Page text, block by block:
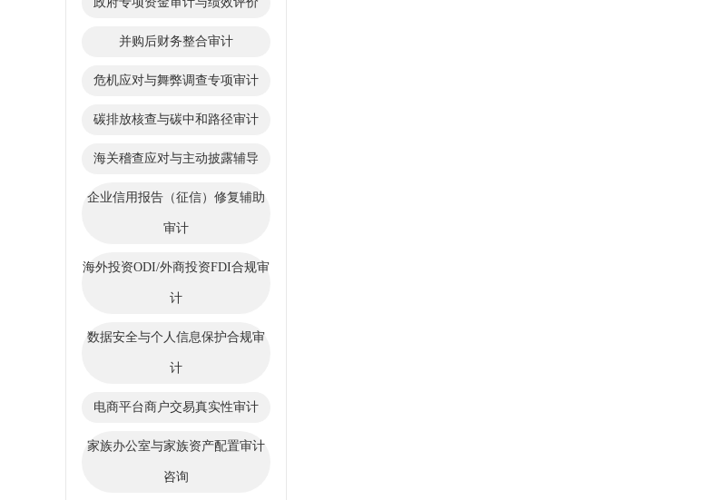
并购后财务整合审计
危机应对与舞弊调查专项审计
碳排放核查与碳中和路径审计
海关稽查应对与主动披露辅导
企业信用报告（征信）修复辅助
审计
海外投资ODI/外商投资FDI合规审
计
数据安全与个人信息保护合规审
计
电商平台商户交易真实性审计
家族办公室与家族资产配置审计
咨询